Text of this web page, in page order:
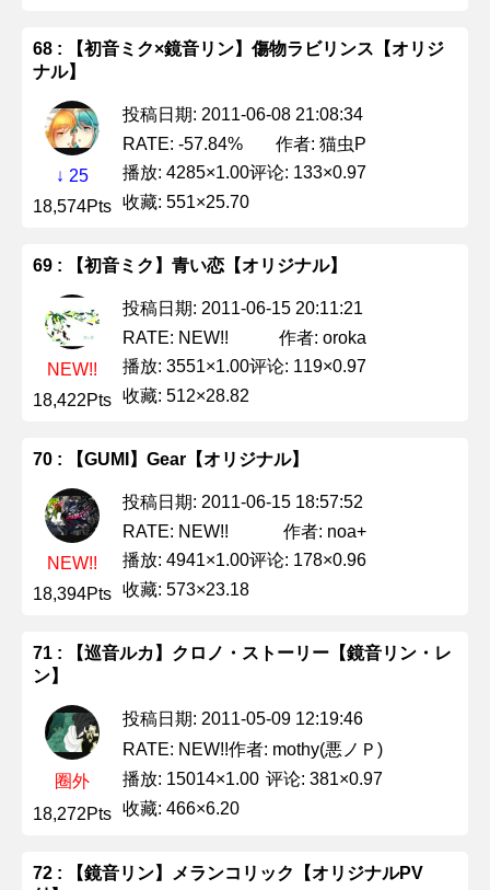
68 : 【初音ミク×鏡音リン】傷物ラビリンス【オリジ
ナル】
↓ 25
18,574Pts
投稿日期: 2011-06-08 21:08:34
RATE: -57.84%
作者: 猫虫P
播放: 4285×1.00评论: 133×0.97
收藏: 551×25.70
69 : 【初音ミク】青い恋【オリジナル】
NEW!!
18,422Pts
投稿日期: 2011-06-15 20:11:21
RATE: NEW!!
作者: oroka
播放: 3551×1.00评论: 119×0.97
收藏: 512×28.82
70 : 【GUMI】Gear【オリジナル】
NEW!!
18,394Pts
投稿日期: 2011-06-15 18:57:52
RATE: NEW!!
作者: noa+
播放: 4941×1.00评论: 178×0.96
收藏: 573×23.18
71 : 【巡音ルカ】クロノ・ストーリー【鏡音リン・レ
ン】
圈外
18,272Pts
投稿日期: 2011-05-09 12:19:46
RATE: NEW!!作者: mothy(悪ノＰ)
播放: 15014×1.00 评论: 381×0.97
收藏: 466×6.20
72 : 【鏡音リン】メランコリック【オリジナルPV